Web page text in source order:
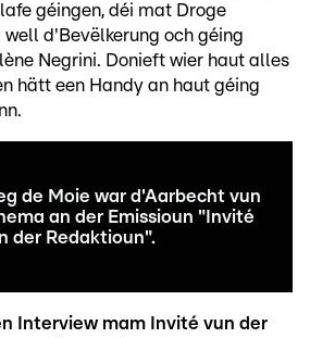
géingen, déi mat Droge
d'Bevëlkerung och géing
Negrini. Donieft wier haut alles
hätt een Handy an haut géing
de Moie war d'Aarbecht vun
an der Emissioun "Invité
der Redaktioun".
Interview mam Invité vun der